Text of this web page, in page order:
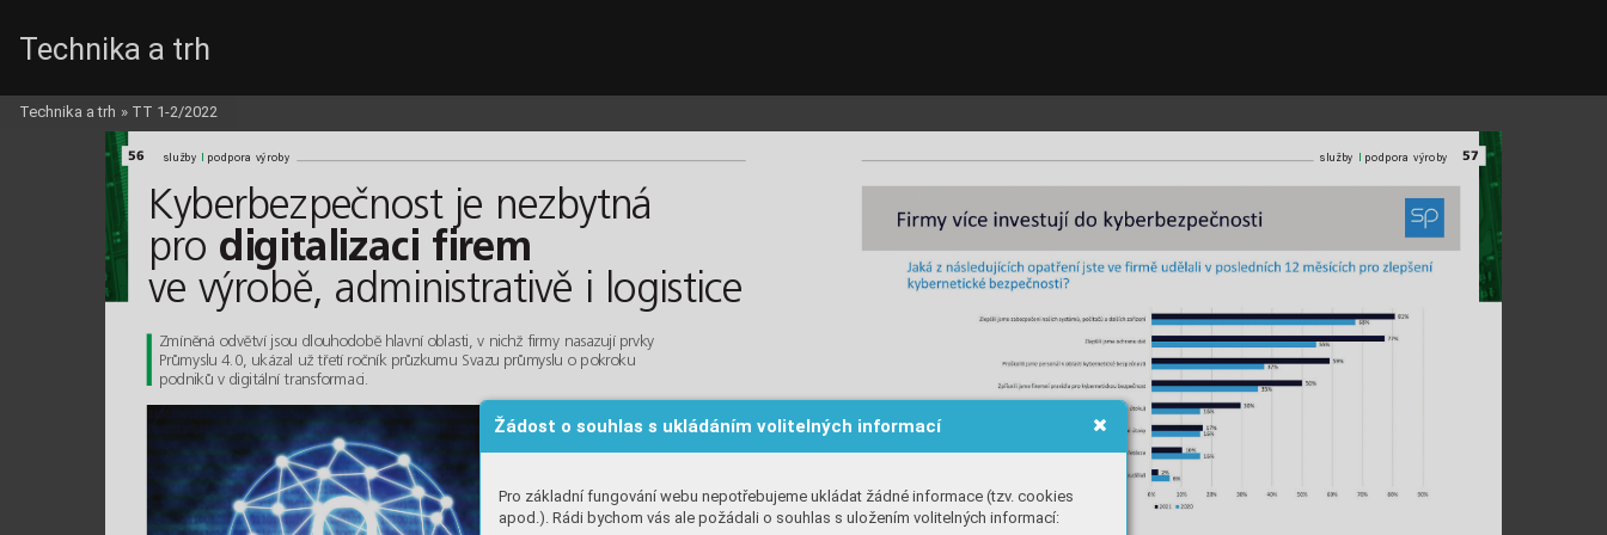
Žádost o souhlas s ukládáním volitelných informací
Pro základní fungování webu nepotřebujeme ukládat žádné informace (tzv. cookies
apod.). Rádi bychom vás ale požádali o souhlas s uložením volitelných informací:
služby podpora výroby
56
Kyberbezpečnost je nezbytná
pro digitalizaci firem
ve výrobě, administrativě i logistice
Zmíněná odvětví jsou dlouhodobě hlavní oblasti, v nichž firmy nasazují prvky
Průmyslu 4.0, ukázal už třetí ročník průzkumu Svazu průmyslu o pokroku
podniků v digitální transformaci.
služby podpora výroby 57
Technika a trh
Technika a trh » TT 1-2/2022